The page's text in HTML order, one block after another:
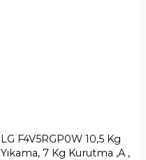
LG F4V5RGP0W 10,5 Kg
Yıkama, 7 Kg Kurutma ,A ,